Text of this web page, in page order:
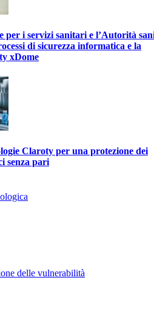
per i servizi sanitari e l’Autorità
di sicurezza informatica e la
xDome
Claroty per una protezione dei
senza pari
delle vulnerabilità